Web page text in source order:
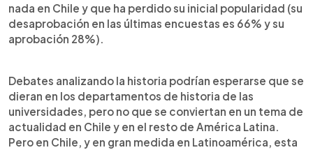
nada en Chile y que ha perdido su inicial popularidad (su
desaprobación en las últimas encuestas es 66% y su
aprobación 28%).
Debates analizando la historia podrían esperarse que se
dieran en los departamentos de historia de las
universidades, pero no que se conviertan en un tema de
actualidad en Chile y en el resto de América Latina.
Pero en Chile, y en gran medida en Latinoamérica, esta